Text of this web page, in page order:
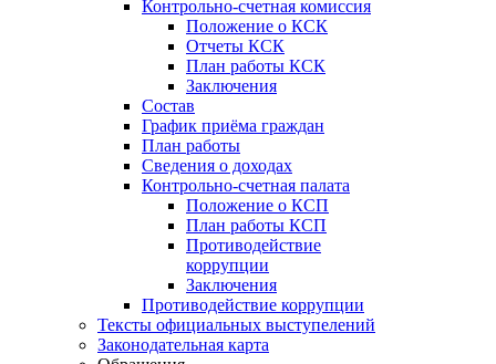
Контрольно-счетная комиссия
Положение о КСК
Отчеты КСК
План работы КСК
Заключения
Состав
График приёма граждан
План работы
Сведения о доходах
Контрольно-счетная палата
Положение о КСП
План работы КСП
Противодействие
коррупции
Заключения
Противодействие коррупции
Тексты официальных выступелений
Законодательная карта